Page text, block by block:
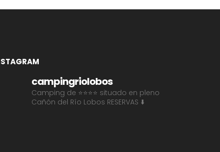
campingriolobos
Camping de ⭐⭐⭐⭐ situado en pleno
Cañón del Río Lobos RESERVAS ⬇️